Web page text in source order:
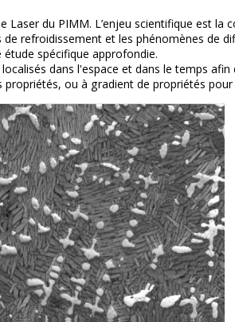
du PIMM. L’enjeu scientifique est
refroidissement et les phénomènes de
spécifique approfondie.
dans l'espace et dans le temps
ou à gradient de propriétés